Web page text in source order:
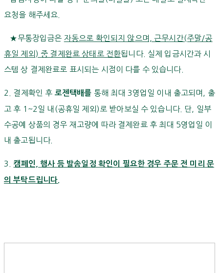
요청을 해주세요.
★무통장입금은 자동으로 확인되지 않으며, 근무시간(주말/공
휴일 제외) 중 결제완료 상태로 전환됩니다. 실제 입금시간과 시
스템 상 결제완료로 표시되는 시점이 다를 수 있습니다.
2. 결제확인 후 로젠택배를 통해 최대 3영업일 이내 출고되며, 출
고 후 1~2일 내(공휴일 제외)로 받아보실 수 있습니다. 단, 일부
수공예 상품의 경우 재고량에 따라 결제완료 후 최대 5영업일 이
내 출고됩니다.
3. 캠페인, 행사 등 발송일정 확인이 필요한 경우 주문 전 미리 문
의 부탁드립니다.